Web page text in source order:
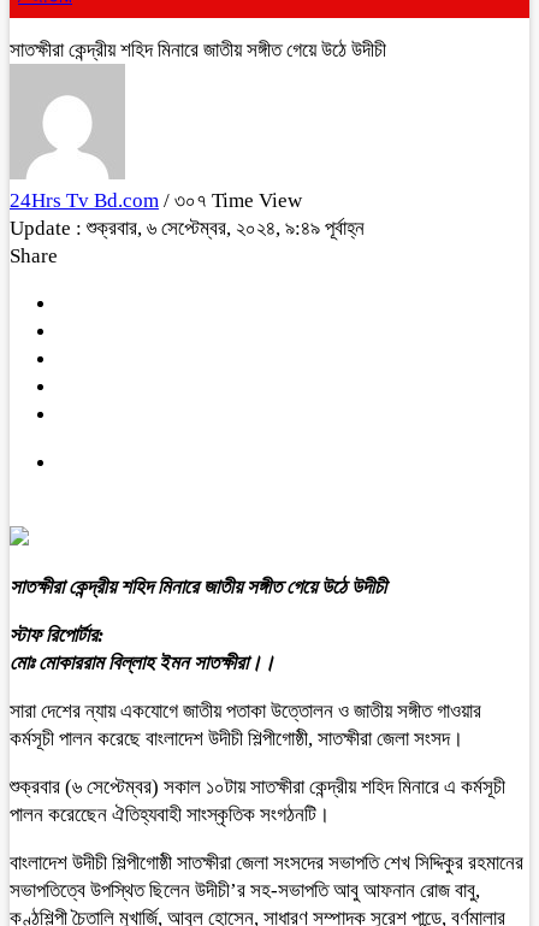
সাতক্ষীরা কেন্দ্রীয় শহিদ মিনারে জাতীয় সঙ্গীত গেয়ে উঠে উদীচী
24Hrs Tv Bd.com / ৩০৭ Time View
Update : শুক্রবার, ৬ সেপ্টেম্বর, ২০২৪, ৯:৪৯ পূর্বাহ্ন
Share
সাতক্ষীরা কেন্দ্রীয় শহিদ মিনারে জাতীয় সঙ্গীত গেয়ে উঠে উদীচী
স্টাফ রিপোর্টার:
মোঃ মোকাররাম বিল্লাহ ইমন সাতক্ষীরা।।
সারা দেশের ন্যায় একযোগে জাতীয় পতাকা উত্তোলন ও জাতীয় সঙ্গীত গাওয়ার
কর্মসূচী পালন করেছে বাংলাদেশ উদীচী শিল্পীগোষ্ঠী, সাতক্ষীরা জেলা সংসদ।
শুক্রবার (৬ সেপ্টেম্বর) সকাল ১০টায় সাতক্ষীরা কেন্দ্রীয় শহিদ মিনারে এ কর্মসূচী
পালন করেছেেন ঐতিহ্যবাহী সাংস্কৃতিক সংগঠনটি।
বাংলাদেশ উদীচী শিল্পীগোষ্ঠী সাতক্ষীরা জেলা সংসদের সভাপতি শেখ সিদ্দিকুর রহমানের
সভাপতিত্বে উপস্থিত ছিলেন উদীচী’র সহ-সভাপতি আবু আফনান রোজ বাবু,
কণ্ঠশিল্পী চৈতালি মুখার্জি, আবুল হোসেন, সাধারণ সম্পাদক সুরেশ পান্ডে, বর্ণমালার